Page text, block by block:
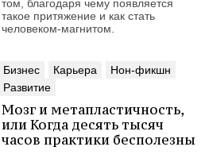
том, благодаря чему появляется
такое притяжение и как стать
человеком-магнитом.
Бизнес Карьера
Нон-фикшн
Развитие
Мозг и метапластичность,
или Когда десять тысяч
часов практики бесполезны